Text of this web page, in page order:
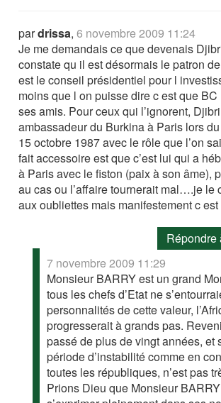
pardrissa,6 novembre 2009 11:24
Je me demandais ce que devenais
constate qu il est désormais le patron
est le conseil présidentiel pour l
moins que l on puisse dire c est que
ses amis. Pour ceux qui l’ignorent,
ambassadeur du Burkina à Paris lors du
15 octobre 1987 avec le rôle que l’on
fait accessoire est que c’est lui qui a
à Paris avec le fiston (paix à son âme),
au cas ou l’affaire tournerait mal….je le
aux oubliettes mais manifestement c
Répondre
7 novembre 2009 11:29
Monsieur BARRY est un grand
tous les chefs d’Etat ne
personnalités de cette valeur,
progresserait à grands pas.
passé de plus de vingt années, et
période d’instabilité comme en
toutes les républiques, n’est pas
Prions Dieu que Monsieur